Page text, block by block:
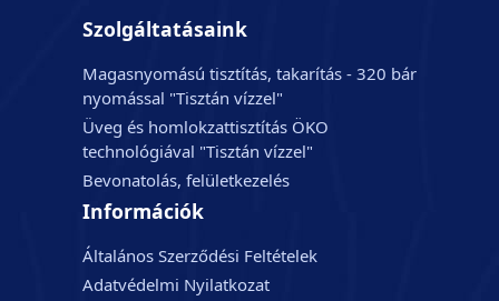
Szolgáltatásaink
Magasnyomású tisztítás, takarítás - 320 bár
nyomással "Tisztán vízzel"
Üveg és homlokzattisztítás ÖKO
technológiával "Tisztán vízzel"
Bevonatolás, felületkezelés
Információk
Általános Szerződési Feltételek
Adatvédelmi Nyilatkozat